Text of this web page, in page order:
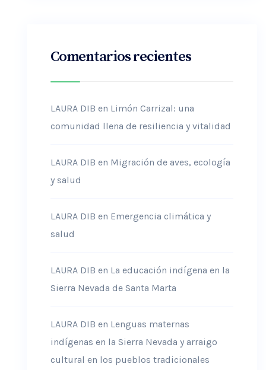
Comentarios recientes
LAURA DIB en Limón Carrizal: una
comunidad llena de resiliencia y vitalidad
LAURA DIB en Migración de aves, ecología
y salud
LAURA DIB en Emergencia climática y
salud
LAURA DIB en La educación indígena en la
Sierra Nevada de Santa Marta
LAURA DIB en Lenguas maternas
indígenas en la Sierra Nevada y arraigo
cultural en los pueblos tradicionales